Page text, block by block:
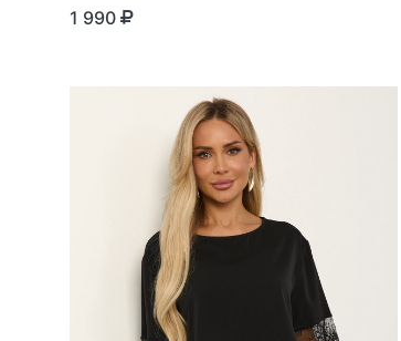
1 990